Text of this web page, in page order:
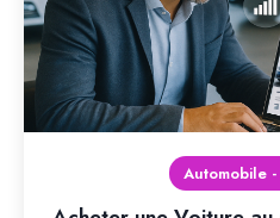
Automobile